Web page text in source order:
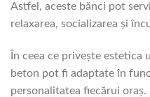
Astfel, aceste bănci pot
relaxarea, socializarea și
În ceea ce privește estetica
beton pot fi adaptate în
personalitatea fiecărui